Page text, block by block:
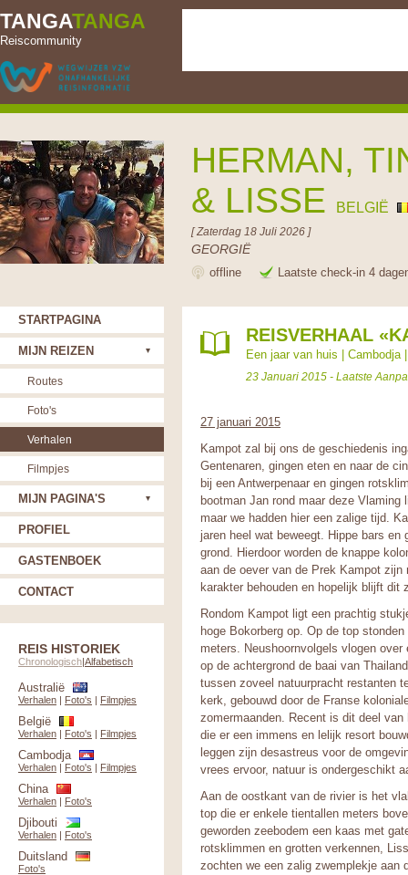
TANGATANGA
Reiscommunity
HERMAN,
& LISSE
BELGIË
[ Zaterdag 18 Juli 2026 ]
GEORGIË
offline Laatste check-in 4
REISVERHAAL
Een jaar van huis Cambodja
23 Januari 2015 - Laatste
27 januari 2015
Kampot zal bij ons de geschiedenis
Gentenaren, gingen eten en naar de
bij een Antwerpenaar en gingen
bootman Jan rond maar deze
maar we hadden hier een zalige tijd.
jaren heel wat beweegt. Hippe bars
grond. Hierdoor worden de knappe
aan de oever van de Prek Kampot
karakter behouden en hopelijk blijft dit
Rondom Kampot ligt een prachtig
hoge Bokorberg op. Op de top
meters. Neushoornvolgels vlogen
op de achtergrond de baai van
tussen zoveel natuurpracht restanten
kerk, gebouwd door de Franse
zomermaanden. Recent is dit deel
die er een immens en lelijk resort
leggen zijn desastreus voor de
vrees ervoor, natuur is ondergeschikt
Aan de oostkant van de rivier is het
top die er enkele tientallen meters
geworden zeebodem een kaas met
rotsklimmen en grotten verkennen,
zochten we een zalig zwemplekje aan
STARTPAGINA
MIJN REIZEN
Routes
Foto's
Verhalen
Filmpjes
MIJN PAGINA'S
PROFIEL
GASTENBOEK
CONTACT
REIS HISTORIEK
Chronologisch|Alfabetisch
Australië
Verhalen | Foto's | Filmpjes
België
Verhalen | Foto's | Filmpjes
Cambodja
Verhalen | Foto's | Filmpjes
China
Verhalen | Foto's
Djibouti
Verhalen | Foto's
Duitsland
Foto's